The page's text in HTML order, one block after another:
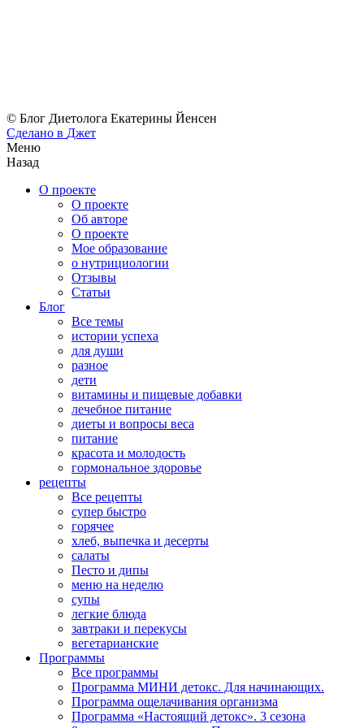
© Блог Диетолога Екатерины Йенсен
Сделано в Джет
Меню
Назад
О проекте
О проекте
Об авторе
О проекте
Мое образование
о нутрициологии
Отзывы
Статьи
Блог
Все темы
истории успеха
для души
разное
дети
витамины и пищевые добавки
лечебное питание
диеты и вопросы веса
питание
красота и молодость
гормональное здоровье
рецепты
Все рецепты
супер быстро
горячее
хлеб, выпечка и десерты
салаты
Песто и дипы
меню на неделю
супы
легкие блюда
завтраки и перекусы
вегетарианские
Программы
Все программы
Программа МИНИ детокс. Для начинающих.
Программа ощелачивания организма
Программа «Настоящий детокс». 3 сезона